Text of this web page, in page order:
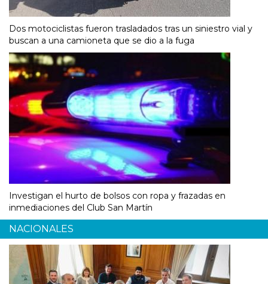
Dos motociclistas fueron trasladados tras un siniestro vial y
buscan a una camioneta que se dio a la fuga
Investigan el hurto de bolsos con ropa y frazadas en
inmediaciones del Club San Martín
NACIONALES